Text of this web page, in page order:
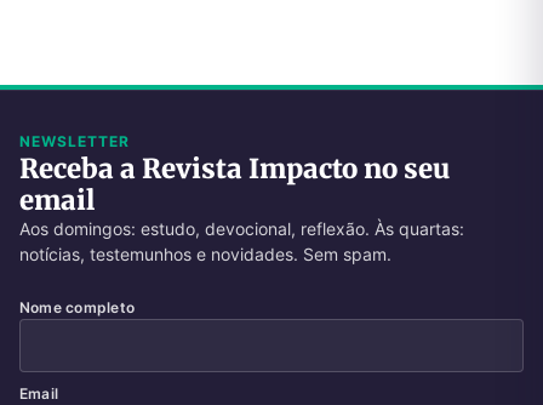
NEWSLETTER
Receba a Revista Impacto no seu
email
Aos domingos: estudo, devocional, reflexão. Às quartas:
notícias, testemunhos e novidades. Sem spam.
Nome completo
Email